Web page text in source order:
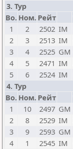
3. Тур
Bo. Ном. Рейт
1
2 2502 IM
2
3 2513 IM
3
4 2525 GM
4
5 2471 IM
5
6 2524 IM
4. Тур
Bo. Ном. Рейт
1
10 2497 GM
2
8 2529 IM
3
9 2593 GM
4
1 2545 IM